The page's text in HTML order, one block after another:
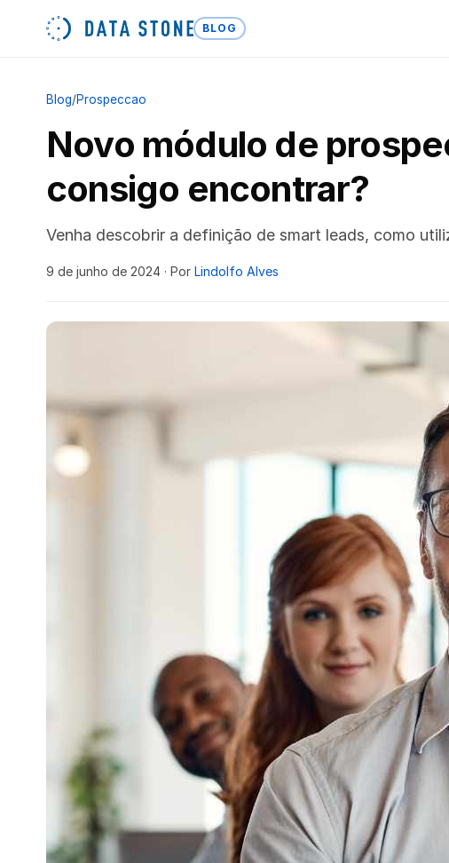
BLOG
Blog/Prospeccao
Novo módulo de
consigo encontrar?
Venha descobrir a definição de smart leads, como
9 de junho de 2024 · Por Lindolfo Alves